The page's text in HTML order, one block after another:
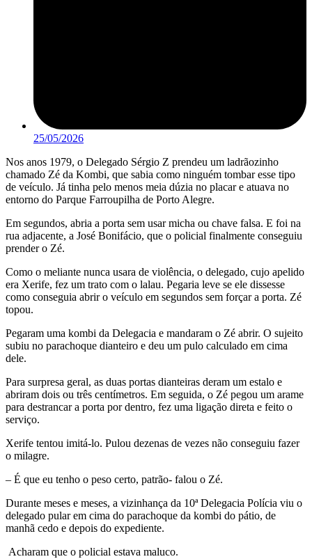
25/05/2026
Nos anos 1979, o Delegado Sérgio Z prendeu um ladrãozinho
chamado Zé da Kombi, que sabia como ninguém tombar esse tipo
de veículo. Já tinha pelo menos meia dúzia no placar e atuava no
entorno do Parque Farroupilha de Porto Alegre.
Em segundos, abria a porta sem usar micha ou chave falsa. E foi na
rua adjacente, a José Bonifácio, que o policial finalmente conseguiu
prender o Zé.
Como o meliante nunca usara de violência, o delegado, cujo apelido
era Xerife, fez um trato com o lalau. Pegaria leve se ele dissesse
como conseguia abrir o veículo em segundos sem forçar a porta. Zé
topou.
Pegaram uma kombi da Delegacia e mandaram o Zé abrir. O sujeito
subiu no parachoque dianteiro e deu um pulo calculado em cima
dele.
Para surpresa geral, as duas portas dianteiras deram um estalo e
abriram dois ou três centímetros. Em seguida, o Zé pegou um arame
para destrancar a porta por dentro, fez uma ligação direta e feito o
serviço.
Xerife tentou imitá-lo. Pulou dezenas de vezes não conseguiu fazer
o milagre.
– É que eu tenho o peso certo, patrão- falou o Zé.
Durante meses e meses, a vizinhança da 10ª Delegacia Polícia viu o
delegado pular em cima do parachoque da kombi do pátio, de
manhã cedo e depois do expediente.
Acharam que o policial estava maluco.